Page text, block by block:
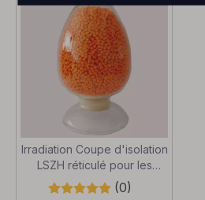
d'esprit.
Irradiation Coupe d'isolation
LSZH réticulé pour les
câbles PV(0)